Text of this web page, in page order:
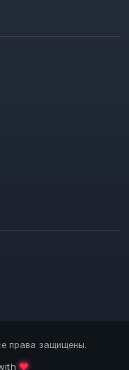
права защищены.
❤️